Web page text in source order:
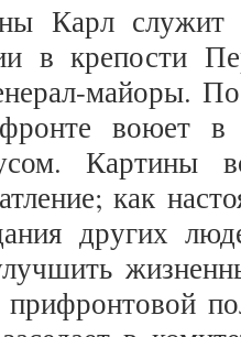
Карл служит
в крепости
майоры.
фронте воюет
Картины
как
других
прифронтовой